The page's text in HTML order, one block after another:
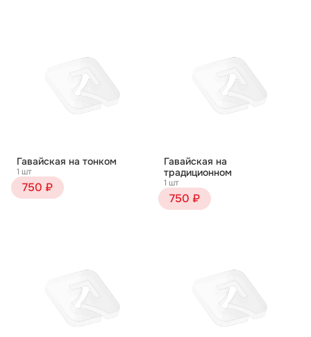
Гавайская на тонком
1 шт
750 ₽
Гавайская на
традиционном
1 шт
750 ₽